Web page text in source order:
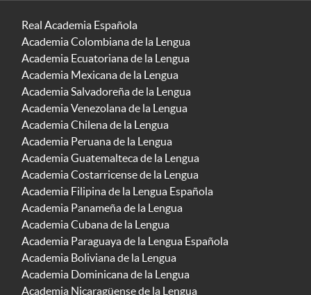
Real Academia Española
Academia Colombiana de la Lengua
Academia Ecuatoriana de la Lengua
Academia Mexicana de la Lengua
Academia Salvadoreña de la Lengua
Academia Venezolana de la Lengua
Academia Chilena de la Lengua
Academia Peruana de la Lengua
Academia Guatemalteca de la Lengua
Academia Costarricense de la Lengua
Academia Filipina de la Lengua Española
Academia Panameña de la Lengua
Academia Cubana de la Lengua
Academia Paraguaya de la Lengua Española
Academia Boliviana de la Lengua
Academia Dominicana de la Lengua
Academia Nicaragüense de la Lengua